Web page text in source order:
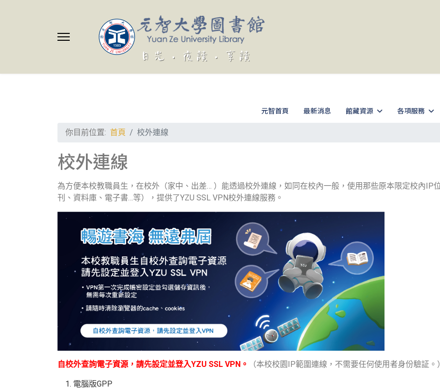
元智首頁 最新消息 館藏資源 各項服務
你目前位置: 首頁 校外連線
校外連線
為方便本校教職員生，在校外（家中、出差… ）能透過校外連線，如同在校內一般，使用那些原本限定校內IP
刊、資料庫、電子書…等），提供了YZU SSL VPN校外連線服務。
自校外查詢電子資源，請先設定並登入YZU SSL VPN。 （本校校園IP範圍連線，不需要任何使用者身份驗証。）
電腦版GPP